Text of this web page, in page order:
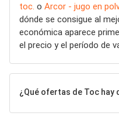
toc. o Arcor - jugo en
dónde se consigue al
económica aparece
el precio y el período de
¿Qué ofertas de Toc hay